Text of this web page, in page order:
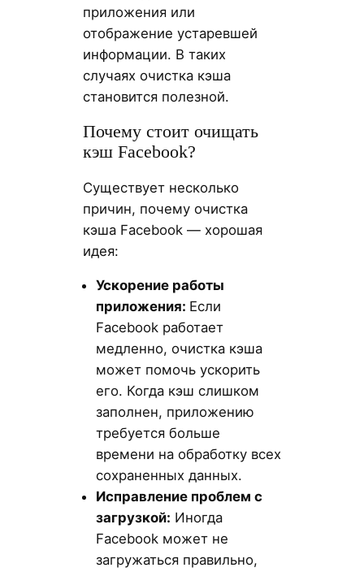
приложения или
отображение устаревшей
информации. В таких
случаях очистка кэша
становится полезной.
Почему стоит очищать
кэш Facebook?
Существует несколько
причин, почему очистка
кэша Facebook — хорошая
идея:
Ускорение работы
приложения: Если
Facebook работает
медленно, очистка кэша
может помочь ускорить
его. Когда кэш слишком
заполнен, приложению
требуется больше
времени на обработку всех
сохраненных данных.
Исправление проблем с
загрузкой: Иногда
Facebook может не
загружаться правильно,